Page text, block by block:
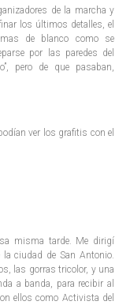
de la marcha y
los últimos detalles, el
de blanco como se
por las paredes del
pero de que pasaban,
ver los grafitis con el
misma tarde. Me dirigí
ciudad de San Antonio.
las gorras tricolor, y una
a banda, para recibir al
ellos como Activista del